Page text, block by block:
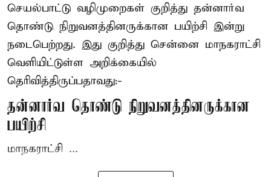
செயல்பாட்டு வழிமுறைகள் குறித்து தன்னார்வ
தொண்டு நிறுவனத்தினருக்கான பயிற்சி இன்று
நடைபெற்றது. இது குறித்து சென்னை மாநகராட்சி
வெளியிட்டுள்ள அறிக்கையில்
தெரிவித்திருப்பதாவது:-
தன்னார்வ தொண்டு நிறுவனத்தினருக்கான
பயிற்சி
மாநகராட்சி ...